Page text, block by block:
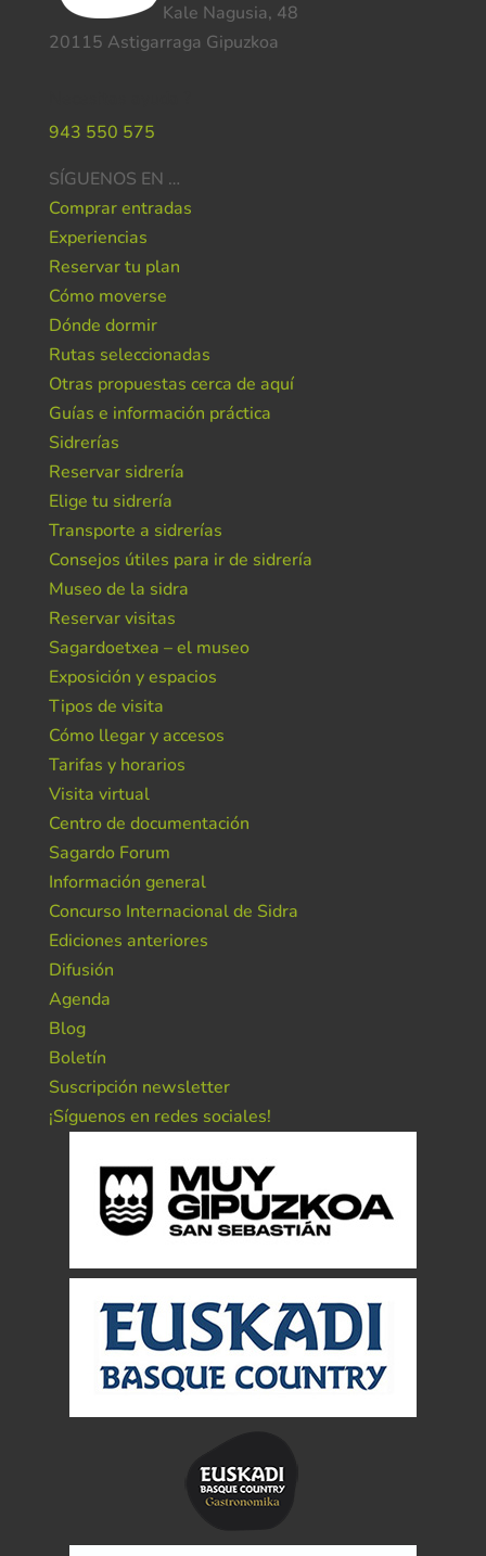
Kale Nagusia, 48
20115 Astigarraga Gipuzkoa
943 550 575
SÍGUENOS EN …
Comprar entradas
Experiencias
Reservar tu plan
Cómo moverse
Dónde dormir
Rutas seleccionadas
Otras propuestas cerca de aquí
Guías e información práctica
Sidrerías
Reservar sidrería
Elige tu sidrería
Transporte a sidrerías
Consejos útiles para ir de sidrería
Museo de la sidra
Reservar visitas
Sagardoetxea – el museo
Exposición y espacios
Tipos de visita
Cómo llegar y accesos
Tarifas y horarios
Visita virtual
Centro de documentación
Sagardo Forum
Información general
Concurso Internacional de Sidra
Ediciones anteriores
Difusión
Agenda
Blog
Boletín
Suscripción newsletter
¡Síguenos en redes sociales!